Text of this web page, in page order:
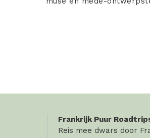
Frankrijk Puur
Reis mee dwars door